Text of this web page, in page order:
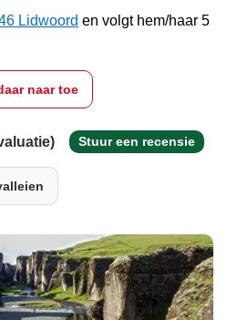
Lidwoord en volgt hem/haar 5
naar toe
Stuur een recensie